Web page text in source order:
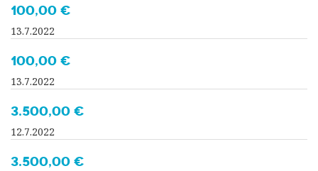
100,00 €
13.7.2022
100,00 €
13.7.2022
3.500,00 €
12.7.2022
3.500,00 €